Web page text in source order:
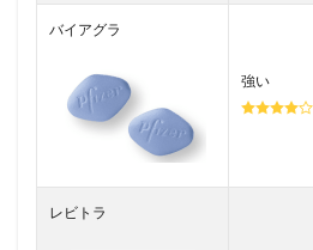
バイアグラ
強い
レビトラ